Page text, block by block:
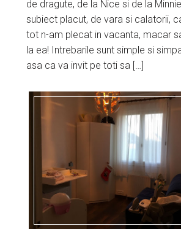
de dragute, de la Nice si de la
subiect placut, de vara si calatorii,
tot n-am plecat in vacanta, macar
la ea! Intrebarile sunt simple si
asa ca va invit pe toti sa […]